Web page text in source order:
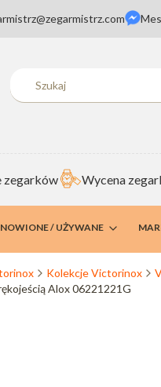
zegarków Wycena
/ UŻYWANE
Kolekcje Victorinox
Alox 06221221G